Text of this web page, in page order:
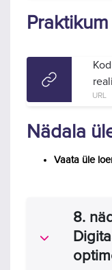
Praktikum
URL
Nädala
Vaata üle
Ahenda
8.